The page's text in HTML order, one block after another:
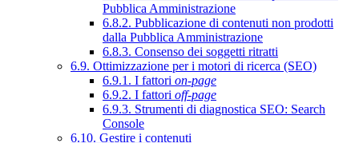
Pubblica Amministrazione
6.8.2. Pubblicazione di contenuti non prodotti
dalla Pubblica Amministrazione
6.8.3. Consenso dei soggetti ritratti
6.9. Ottimizzazione per i motori di ricerca (SEO)
6.9.1. I fattori on-page
6.9.2. I fattori off-page
6.9.3. Strumenti di diagnostica SEO: Search
Console
6.10. Gestire i contenuti